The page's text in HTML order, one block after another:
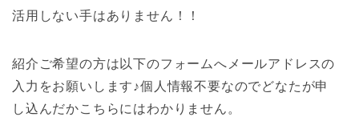
活用しない手はありません！！
紹介ご希望の方は以下のフォームへメールアドレスの
入力をお願いします♪個人情報不要なのでどなたが申
し込んだかこちらにはわかりません。